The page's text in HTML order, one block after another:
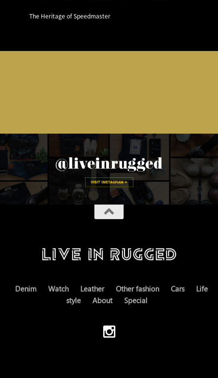
The Heritage of Speedmaster
Denim Watch Leather Other fashion Cars
Life
style
About Special